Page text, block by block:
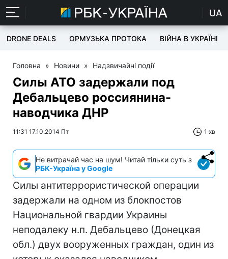
UA
DRONE DEALS ОРМУЗЬКА ПРОТОКА ВІЙНА В УКРАЇНІ
Головна » Новини » Надзвичайні події
Силы АТО задержали под
Дебальцево россиянина-
наводчика ДНР
11:31 17.10.2014 Пт 1 хв
Не витрачай час на шум! Читай тільки суть з
РБК-Україна у Google
Силы антитеррористической операции
задержали на одном из блокпостов
Национальной гвардии Украины
неподалеку н.п. Дебальцево (Донецкая
обл.) двух вооруженных граждан, один из